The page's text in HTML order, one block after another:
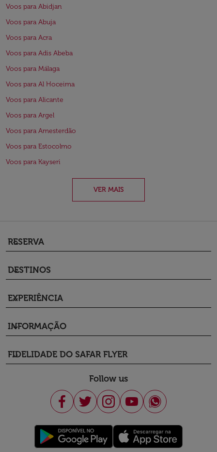
Voos para Abidjan
Voos para Abuja
Voos para Acra
Voos para Adis Abeba
Voos para Málaga
Voos para Al Hoceima
Voos para Alicante
Voos para Argel
Voos para Amesterdão
Voos para Estocolmo
Voos para Kayseri
VER MAIS
RESERVA
keyboard_arrow_down
DESTINOS
keyboard_arrow_down
EXPERIÊNCIA
keyboard_arrow_down
INFORMAÇÃO
keyboard_arrow_down
FIDELIDADE DO SAFAR FLYER
keyboard_arrow_down
Follow us